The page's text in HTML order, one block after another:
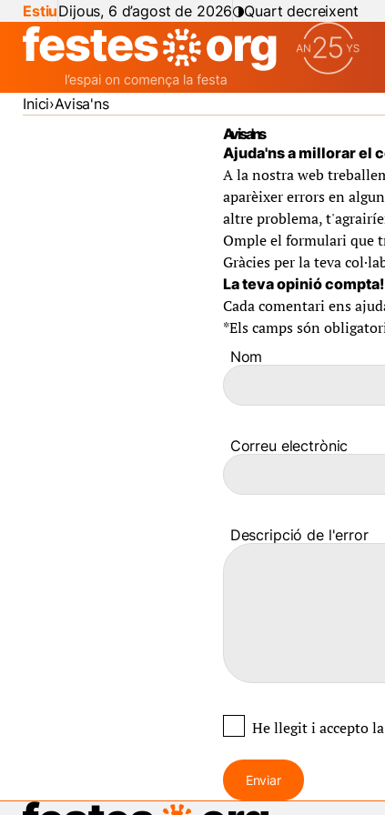
EstiuDijous, 6 d’agost de 2026 Quart decreixent
Inici Avisa'ns
Avisa'ns
Ajuda'ns a millorar el
A la nostra web
aparèixer errors en
altre problema,
Omple el formulari que
Gràcies per la teva
La teva opinió compta!
Cada comentari ens
*Els camps són
Nom
Correu electrònic
Descripció de l'error
He llegit i accepto
Enviar